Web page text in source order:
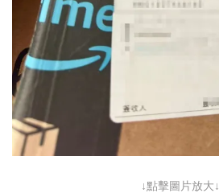
↓點擊圖片放大↓